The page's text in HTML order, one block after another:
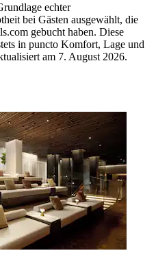
echter
bei Gästen ausgewählt, die
gebucht haben. Diese
in puncto Komfort, Lage und
am 7. August 2026.